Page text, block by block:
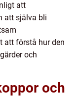
att
att själva bli
att förstå hur den
och
och